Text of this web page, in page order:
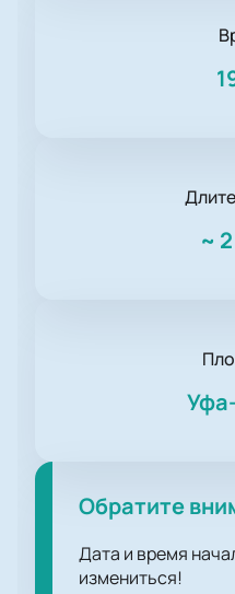
~
Обратите
Дата и время
измениться!